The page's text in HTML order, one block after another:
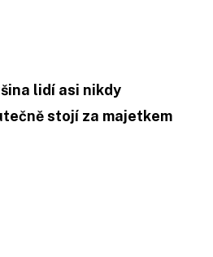
lidí asi nikdy
stojí za majetkem